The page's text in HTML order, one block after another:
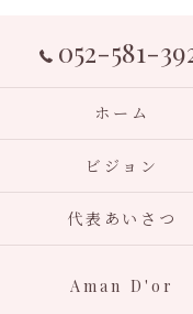
052-581-
ホーム
ビジョン
代表あいさつ
Aman D'or